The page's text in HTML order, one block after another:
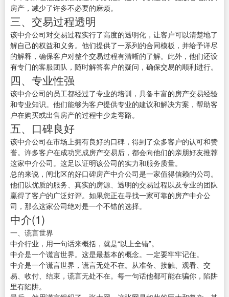
房产，减少了许多不必要的麻烦。
三、交易过程透明
该中介公司对交易过程实行了高度的透明化，让客户可以清楚地了
解自己的权益和义务。他们提供了一系列的合同模板，并给予详尽
的解释，确保客户对整个交易过程有清晰的了解。此外，他们还设
有专门的客服团队，随时解答客户的疑问，确保交易的顺利进行。
四、专业性强
该中介公司的员工都经过了专业的培训，具备丰富的房产交易经验
和专业知识。他们能够为客户提供专业的建议和解决方案，帮助客
户在购买或出售房产的过程中少走弯路。
五、口碑良好
该中介公司在市场上拥有良好的口碑，得到了众多客户的认可和赞
誉。许多客户在成功完成房产交易后，都会向他们的亲朋好友推荐
这家中介公司。这足以证明该公司的实力和服务质量。
总的来说，闸北区的好口碑房产中介公司是一家值得信赖的公司。
他们以优质的服务、真实的房源、透明的交易过程以及专业的团队
赢得了客户的广泛好评。如果您正在寻找一家可靠的房产中介公
司，那么这家公司绝对是一个不错的选择。
中介(1)
一、谎言世界
中介行业，用一句话来概括，就是“以上全错”。
中介是一个谎言世界。这是最基本的概念。一定要牢牢记住。
中介是一个谎言世界，谎言无处不在。从准备、接触、观看、交
易、收付、结束，谎言无处不在。每一句话他都可能在骗你，陷阱
里有陷阱。